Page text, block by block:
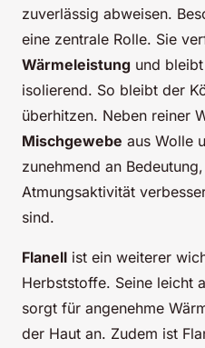
zuverlässig abweisen.
eine zentrale Rolle. Sie
Wärmeleistung und
isolierend. So bleibt der
überhitzen. Neben reiner
Mischgewebe aus Wolle
zunehmend an
Atmungsaktivität
sind.
Flanell ist ein weiterer
Herbststoffe. Seine leicht
sorgt für angenehme
der Haut an. Zudem ist